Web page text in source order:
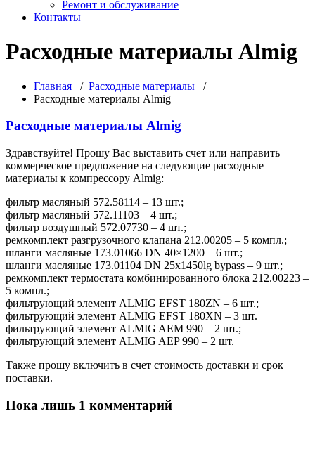
Ремонт и обслуживание
Контакты
Расходные материалы Almig
Главная / Расходные материалы /
Расходные материалы Almig
Расходные материалы Almig
Здравствуйте! Прошу Вас выставить счет или направить
коммерческое предложение на следующие расходные
материалы к компрессору Almig:
фильтр масляный 572.58114 – 13 шт.;
фильтр масляный 572.11103 – 4 шт.;
фильтр воздушный 572.07730 – 4 шт.;
ремкомплект разгрузочного клапана 212.00205 – 5 компл.;
шланги масляные 173.01066 DN 40×1200 – 6 шт.;
шланги масляные 173.01104 DN 25x1450lg bypass – 9 шт.;
ремкомплект термостата комбинированного блока 212.00223 –
5 компл.;
фильтрующий элемент ALMIG EFST 180ZN – 6 шт.;
фильтрующий элемент ALMIG EFST 180XN – 3 шт.
фильтрующий элемент ALMIG AEM 990 – 2 шт.;
фильтрующий элемент ALMIG AEP 990 – 2 шт.
Также прошу включить в счет стоимость доставки и срок
поставки.
Пока лишь 1 комментарий